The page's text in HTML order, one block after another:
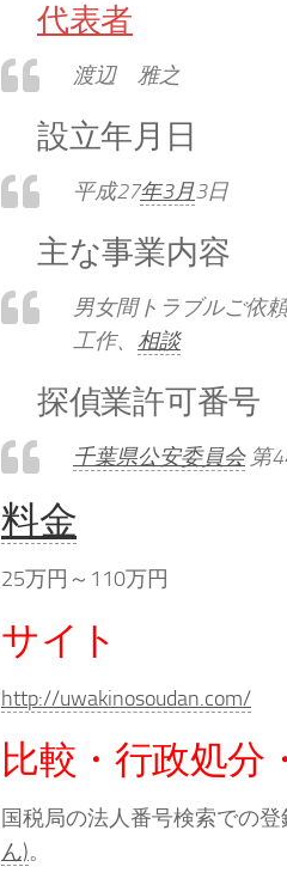
代表者
渡辺 雅之
設立年月日
平成27年3月3日
主な事業内容
男女間トラブルご依
工作、 相談
探偵業許可番号
千葉県公安委員会第
料金
25万円～110万円
サイト
http://uwakinosoudan.com/
比較・行政処分
国税局の法人番号検索での登
ん)。